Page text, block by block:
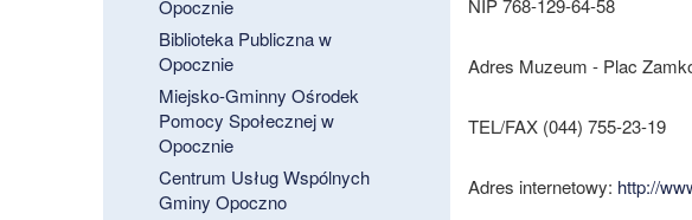
Opocznie
Biblioteka Publiczna w
Opocznie
Miejsko-Gminny Ośrodek
Pomocy Społecznej w
Opocznie
Centrum Usług Wspólnych
Gminy Opoczno
NIP 768-129-64-58
Adres Muzeum - Plac
TEL/FAX (044) 755-23-19
Adres internetowy: http://